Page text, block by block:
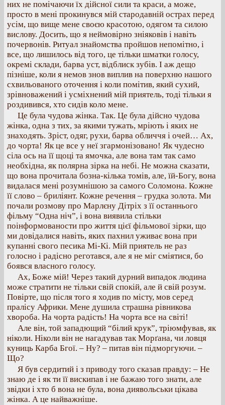
них не помічаючи їх дійсної сили та краси, а може,
просто в мені прокинувся мій стародавній острах перед
усім, що вище мене своєю красотою, одягом та силою
вислову. Досить, що я неймовірно зніяковів і навіть
почервонів. Ритуал знайомства пройшов непомітно, і
все, що лишилось від того, це тільки шматки голосу,
окремі склади, барва уст, відблиск зубів. І аж дещо
пізніше, коли я немов знов виплив на поверхню нашого
схвильованого оточення і коли помітив, який сухий,
зрівноважений і усміхнений мій приятель, тоді тільки я
роздивився, хто сидів коло мене.
Це була чудова жінка. Так. Це була дійсно чудова
жінка, одна з тих, за якими тужать, мріють і яких не
знаходять. Зріст, одяг, рухи, барва обличчя і очей… Ах,
до чорта! Як це все у неї згармонізовано! Як чудесно
сіла ось на її щоці та ямочка, але вона там так само
необхідна, як полярна зірка на небі. Не можна сказати,
що вона прочитала бозна-кілька томів, але, їй-Богу, вона
видалася мені розумнішою за самого Соломона. Кожне
її слово – бриліянт. Кожне речення – грудка золота. Ми
почали розмову про Марлєну Дітріх з її останнього
фільму “Одна ніч”, і вона виявила стільки
поінформованости про життя цієї фільмової зірки, що
ми довідалися навіть, яких пахнил уживає вона при
купанні свого песика Мі-Кі. Мій приятель не раз
голосно і радісно реготався, але я не міг сміятися, бо
боявся власного голосу.
Ах, Боже мій! Через такий дурний випадок людина
може стратити не тільки свій спокій, але й свій розум.
Повірте, що після того я ходив по місту, мов серед
пралісу Африки. Мене душила страшна рівникова
хвороба. На чорта радість! На чорта все на світі!
Але він, той западющий “білий крук”, тріюмфував, як
ніколи. Ніколи він не нагадував так Морґана, чи ловця
куниць Карба Бгої. – Ну? – питав він підморгуючи. –
Що?
Я був сердитий і з приводу того сказав правду: – Не
знаю де і як ти її вискипав і не бажаю того знати, але
звідки і хто б вона не була, вона диявольськи цікава
жінка. А це найважніше.